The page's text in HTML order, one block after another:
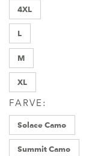
4XL
L
M
XL
FARVE:
Solace Camo
Summit Camo